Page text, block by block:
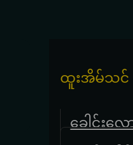
ထူးအိမ်သင် -
ခေါင်းလ